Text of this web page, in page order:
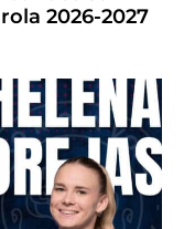
2026-2027